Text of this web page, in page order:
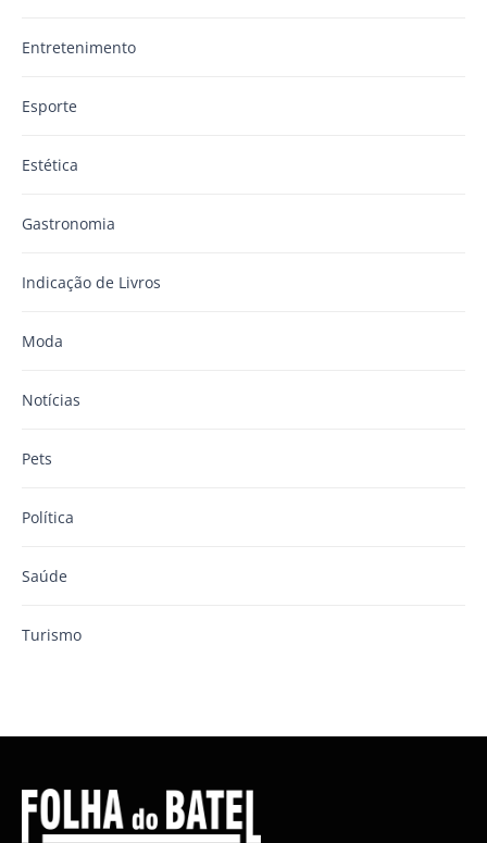
Entretenimento
Esporte
Estética
Gastronomia
Indicação de Livros
Moda
Notícias
Pets
Política
Saúde
Turismo